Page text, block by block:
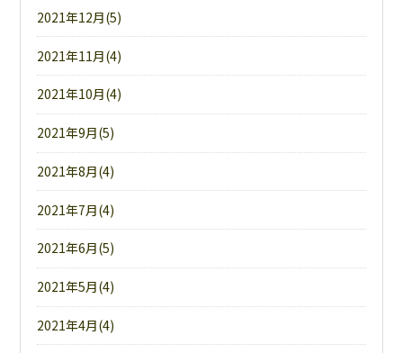
2021年12月(5)
2021年11月(4)
2021年10月(4)
2021年9月(5)
2021年8月(4)
2021年7月(4)
2021年6月(5)
2021年5月(4)
2021年4月(4)